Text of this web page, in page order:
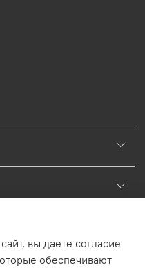
вы даете согласие
обеспечивают